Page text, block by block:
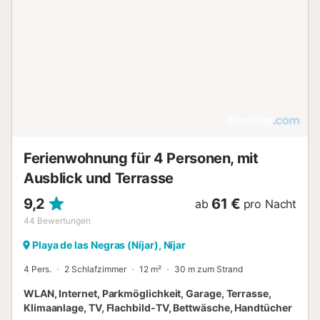
Ferienwohnung für 4 Personen, mit
Ausblick und Terrasse
9,2
44 Bewertungen
ab 61 € pro Nacht
Playa de las Negras (Níjar), Níjar
4 Pers. 2 Schlafzimmer 12 m² 30 m zum Strand
WLAN, Internet, Parkmöglichkeit, Garage, Terrasse,
Klimaanlage, TV, Flachbild-TV, Bettwäsche, Handtücher